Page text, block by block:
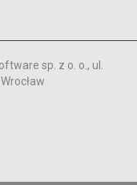
sp. z o. o., ul.